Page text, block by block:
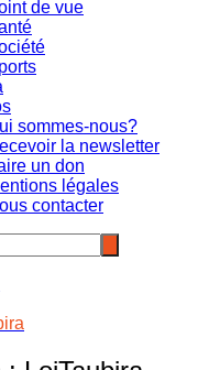
de vue
sommes-nous?
la newsletter
un don
légales
contacter